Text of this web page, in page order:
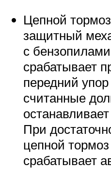
Цепной
защитный
с
срабатывает
передний
считанные
При
цепной
срабатывает